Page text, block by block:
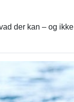
der kan – og ikke